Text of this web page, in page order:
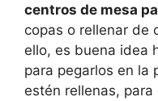
centros de mesa
copas o rellenar de
ello, es buena idea
para pegarlos en la
estén rellenas,